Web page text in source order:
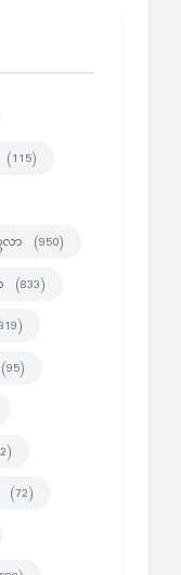
(115)
ာ (950)
(833)
(95)
(72)